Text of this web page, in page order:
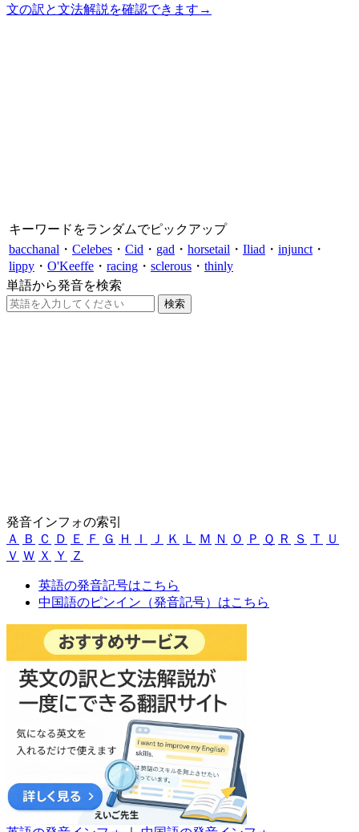
文の訳と文法解説を確認できます →
キーワードをランダムでピックアップ
bacchanal ・ Celebes ・ Cid ・ gad ・ horsetail ・ Iliad ・ injunct ・
lippy ・ O'Keeffe ・ racing ・ sclerous ・ thinly
単語から発音を検索
発音インフォの索引
Ａ
Ｂ Ｃ Ｄ Ｅ Ｆ Ｇ Ｈ Ｉ Ｊ Ｋ Ｌ Ｍ Ｎ Ｏ Ｐ Ｑ Ｒ Ｓ Ｔ
Ｕ
Ｖ Ｗ Ｘ Ｙ Ｚ
英語の発音記号はこちら
中国語のピンイン（発音記号）はこちら